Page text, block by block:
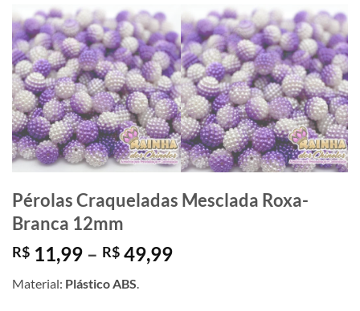
Pérolas Craqueladas Mesclada Roxa-
Branca 12mm
R$ 11,99 – R$ 49,99Faixa
Material: Plástico ABS.